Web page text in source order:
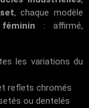
, chaque modèle
: affirmé,
les variations du
reflets chromés
ou dentelés